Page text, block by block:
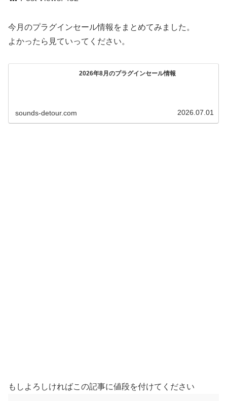
今月のプラグインセール情報をまとめてみました。
よかったら見ていってください。
2026年8月のプラグインセール情報
sounds-detour.com 2026.07.01
もしよろしければこの記事に値段を付けてください